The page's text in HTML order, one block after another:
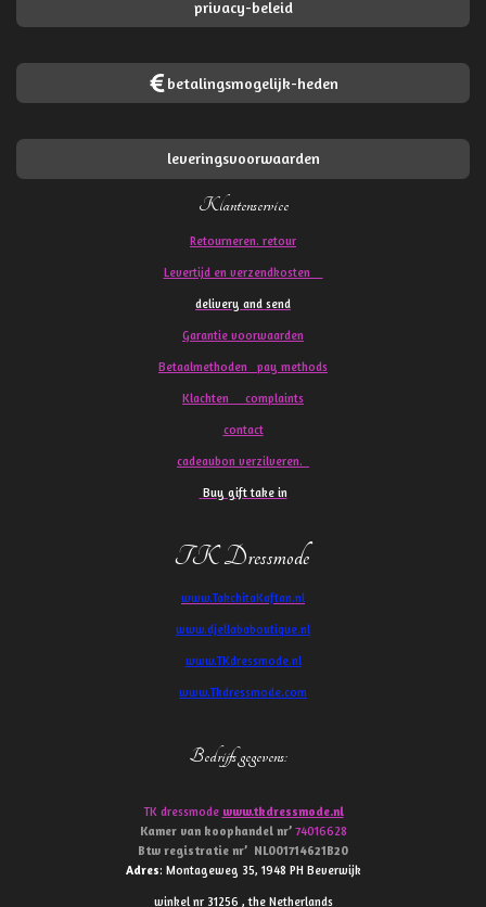
privacy-beleid
betalingsmogelijk-heden
leveringsvoorwaarden
Klantenservice
Retourneren. retour
Levertijd en verzendkosten
delivery and send
Garantie voorwaarden
Betaalmethoden pay methods
Klachten complaints
contact
cadeaubon verzilveren.
Buy gift take in
TK Dressmode
www.TakchitaKaftan.nl
www.djellababoutique.nl
www.TKdressmode.nl
www.Tkdressmode.com
Bedrijfs gegevens:
TK dressmode www.tkdressmode.nl
Kamer van koophandel nr’ 74016628
Btw registratie nr’ NL001714621B20
Adres: Montageweg 35, 1948 PH Beverwijk
winkel nr 31256 , the Netherlands